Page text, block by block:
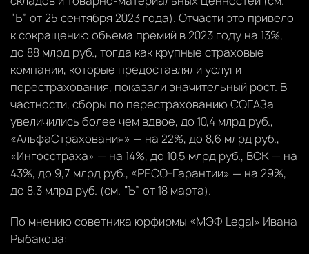
“Ъ” от 25 сентября 2023 года). Отчасти это привело
к сокращению объема премий в 2023 году на 13%,
до 88 млрд руб., тогда как крупные страховые
компании, которые предоставляли услуги
перестрахования, показали значительный рост. В
частности, сборы по перестрахованию СОГАЗа
увеличились более чем вдвое, до 10,4 млрд руб.,
«АльфаСтрахования» — на 22%, до 8,6 млрд руб.,
«Ингосстраха» — на 14%, до 10,5 млрд руб., ВСК — на
43%, до 9,7 млрд руб., «РЕСО-Гарантии» — на 29%,
до 8,3 млрд руб. (см. “Ъ” от 18 марта).
По мнению советника юрфирмы «МЭФ Legal» Ивана
Рыбакова: